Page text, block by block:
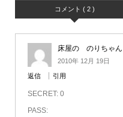
コメント ( 2 )
床屋の のりちゃん
2010年 12月 19日
返信 引用
SECRET: 0
PASS: